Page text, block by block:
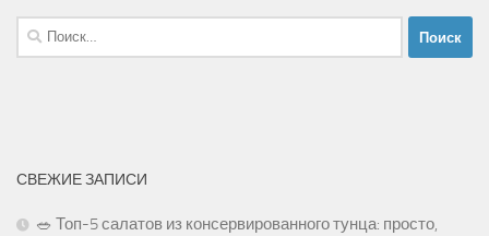
Найти:
СВЕЖИЕ ЗАПИСИ
🥗 Топ-5 салатов из консервированного тунца: просто,